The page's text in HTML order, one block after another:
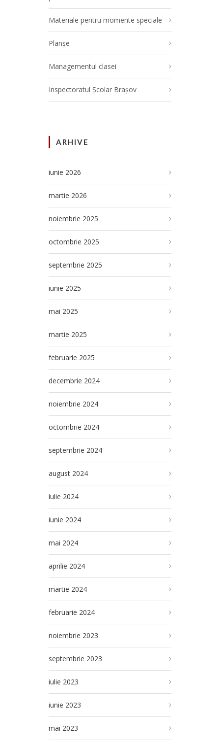
Materiale pentru momente speciale
Planșe
Managementul clasei
Inspectoratul Școlar Brașov
ARHIVE
iunie 2026
martie 2026
noiembrie 2025
octombrie 2025
septembrie 2025
iunie 2025
mai 2025
martie 2025
februarie 2025
decembrie 2024
noiembrie 2024
octombrie 2024
septembrie 2024
august 2024
iulie 2024
iunie 2024
mai 2024
aprilie 2024
martie 2024
februarie 2024
noiembrie 2023
septembrie 2023
iulie 2023
iunie 2023
mai 2023